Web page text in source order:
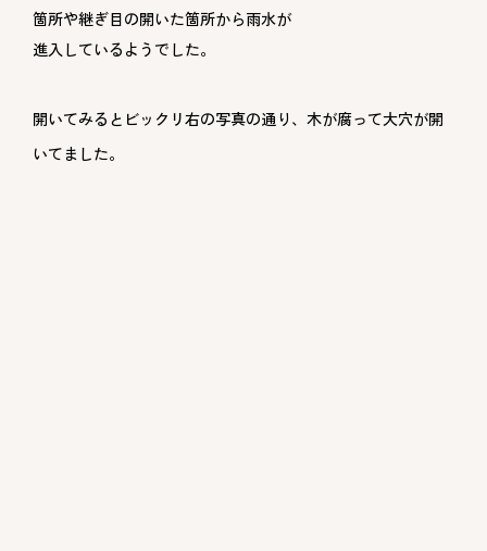
箇所や継ぎ目の開いた箇所から雨水が
進入しているようでした。
開いてみるとビックリ右の写真の通り、木が腐って大穴が開
いてました。